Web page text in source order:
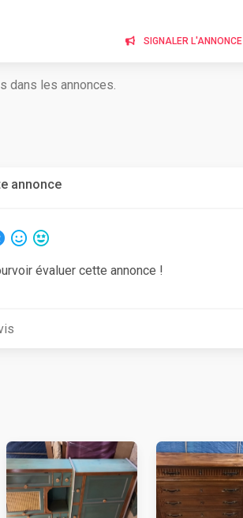
SIGNALER L'ANNONCE
dans les annonces.
annonce
évaluer cette annonce !